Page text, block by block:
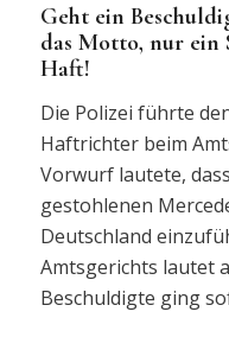
Geht ein
das Motto, nur
Haft!
Die Polizei führte
Haftrichter beim
Vorwurf lautete,
gestohlenen
Deutschland
Amtsgerichts lautet
Beschuldigte ging